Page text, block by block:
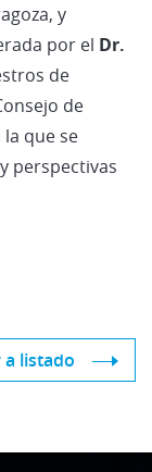
y
por el Dr.
de
de
que se
perspectivas
a listado